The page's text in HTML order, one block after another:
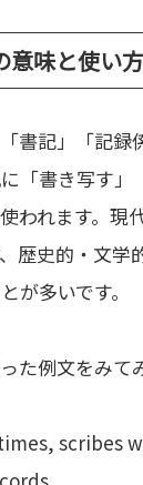
意味と使い方
書記」「記録
「書き写す」
われます。現
歴史的・文学
が多いです。
た例文をみて
scribes